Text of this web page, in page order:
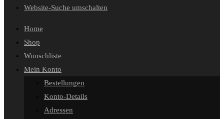
Website-Suche umschalten
Home
Shop
Wunschliste
Mein Konto
Bestellungen
Konto-Details
Adressen